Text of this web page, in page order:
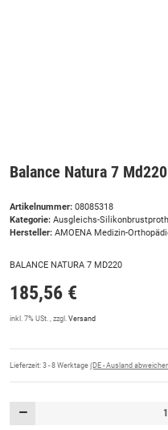
Balance Natura 7
Artikelnummer: 08085318
Kategorie: Ausgleichs-
Hersteller: AMOENA Medizin-
BALANCE NATURA 7 MD220
185,56 €
inkl. 7% USt. , zzgl. Versand
Lieferzeit: 3 - 8 Werktage (DE - Ausland